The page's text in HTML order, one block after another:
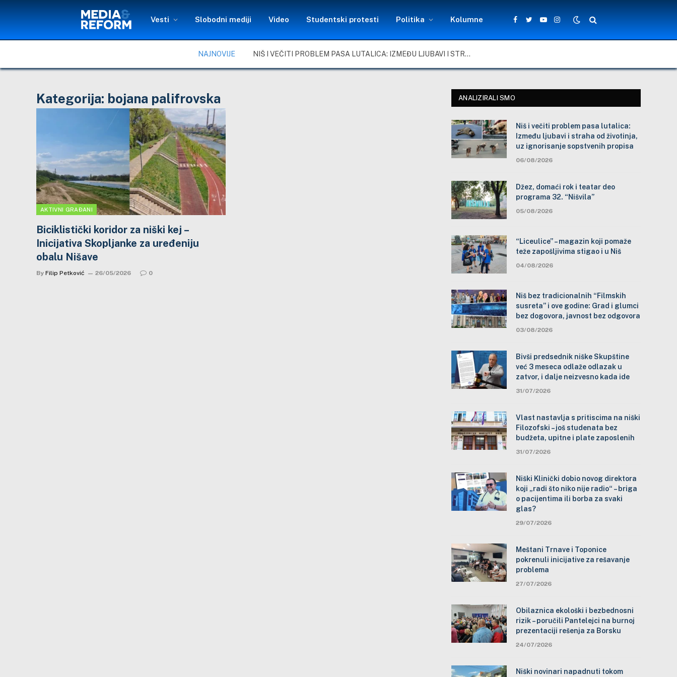
Vesti Slobodni mediji Video Studentski protesti Politika Kolumne
Facebook
TwitterYouTubeInstagram
NAJNOVIJE NIŠ I VEČITI PROBLEM PASA LUTALICA: IZMEĐU LJUBAVI I STRAHA OD ŽIVOTINJA, UZ IGNORISANJE SOPSTVENIH PROPISA
Kategorija: bojana palifrovska
AKTIVNI GRAĐANI
Biciklistički koridor za niški kej –
Inicijativa Skopljanke za uređeniju
obalu Nišave
By Filip Petković 26/05/2026 0
ANALIZIRALI SMO
Niš i večiti problem pasa lutalica:
Između ljubavi i straha od životinja,
uz ignorisanje sopstvenih propisa
06/08/2026
Džez, domaći rok i teatar deo
programa 32. “Nišvila”
05/08/2026
“Liceulice” – magazin koji pomaže
teže zapošljivima stigao i u Niš
04/08/2026
Niš bez tradicionalnih “Filmskih
susreta” i ove godine: Grad i glumci
bez dogovora, javnost bez odgovora
03/08/2026
Bivši predsednik niške Skupštine
već 3 meseca odlaže odlazak u
zatvor, i dalje neizvesno kada ide
31/07/2026
Vlast nastavlja s pritiscima na niški
Filozofski – još studenata bez
budžeta, upitne i plate zaposlenih
31/07/2026
Niški Klinički dobio novog direktora
koji „radi što niko nije radio“ – briga
o pacijentima ili borba za svaki
glas?
29/07/2026
Meštani Trnave i Toponice
pokrenuli inicijative za rešavanje
problema
27/07/2026
Obilaznica ekološki i bezbednosni
rizik – poručili Pantelejci na burnoj
prezentaciji rešenja za Borsku
24/07/2026
Niški novinari napadnuti tokom